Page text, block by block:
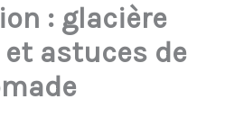
: glacière
astuces de